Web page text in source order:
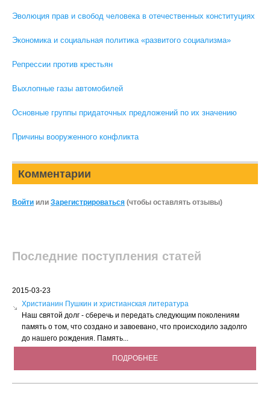
Эволюция прав и свобод человека в отечественных конституциях
Экономика и социальная политика «развитого социализма»
Репрессии против крестьян
Выхлопные газы автомобилей
Основные группы придаточных предложений по их значению
Причины вооруженного конфликта
Комментарии
Войти или Зарегистрироваться (чтобы оставлять отзывы)
Последние поступления статей
2015-03-23
Христианин Пушкин и христианская литература
Наш святой долг - сберечь и передать следующим поколениям
память о том, что создано и завоевано, что происходило задолго
до нашего рождения. Память...
ПОДРОБНЕЕ